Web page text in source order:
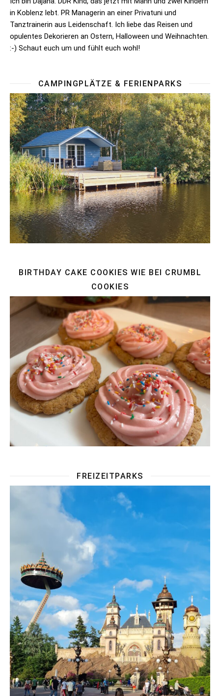
in Koblenz lebt. PR Managerin an einer Privatuni und
Tanztrainerin aus Leidenschaft. Ich liebe das Reisen und
opulentes Dekorieren an Ostern, Halloween und Weihnachten.
:-) Schaut euch um und fühlt euch wohl!
CAMPINGPLÄTZE & FERIENPARKS
BIRTHDAY CAKE COOKIES WIE BEI CRUMBL
COOKIES
FREIZEITPARKS